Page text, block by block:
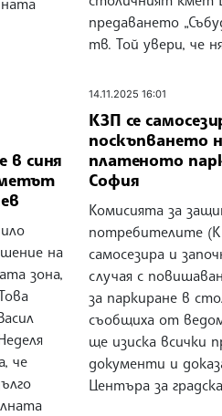
предаването
тв. Той увери, че
в синя
на
зона,
че
14.11.2025 16:01
КЗП се
поскъпването
платеното
София
Комисията за
потребителите
самосезира и
случая с
за паркиране в
съобщиха от
ще изиска всички
документи и
Центъра за градска